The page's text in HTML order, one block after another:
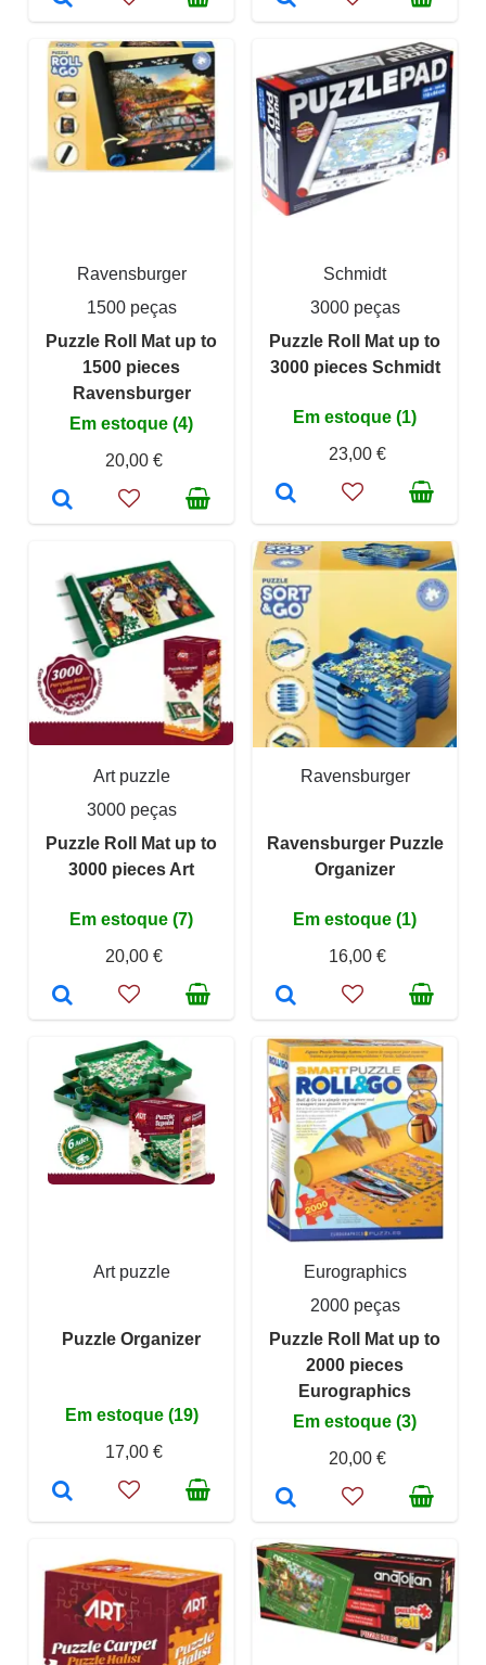
Ravensburger
1500 peças
Puzzle Roll Mat up to
1500 pieces
Ravensburger
Em estoque (4)
20,00 €
Schmidt
3000 peças
Puzzle Roll Mat up to
3000 pieces Schmidt
Em estoque (1)
23,00 €
Art puzzle
3000 peças
Puzzle Roll Mat up to
3000 pieces Art
Em estoque (7)
20,00 €
Ravensburger
Ravensburger Puzzle
Organizer
Em estoque (1)
16,00 €
Art puzzle
Puzzle Organizer
Em estoque (19)
17,00 €
Eurographics
2000 peças
Puzzle Roll Mat up to
2000 pieces
Eurographics
Em estoque (3)
20,00 €